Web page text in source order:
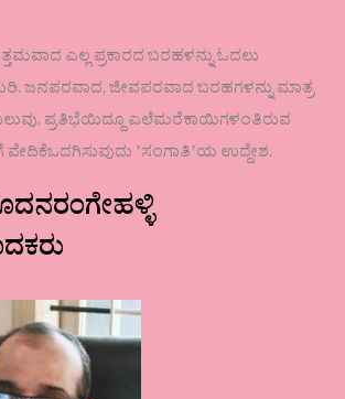
ಎಲ್ಲ ಪ್ರಕಾರದ ಬರಹಳನ್ನು ಓದಲು
ಜನಪರವಾದ, ಜೀವಪರವಾದ ಬರಹಗಳನ್ನು ಮಾತ್ರ
ನಿಲುವು. ಪ್ರತಿಭೆಯಿದ್ದೂ ಎಲೆಮರೆಕಾಯಿಗಳಂತಿರುವ
ʼಸಂಗಾತಿʼಯ ಉದ್ದೇಶ.